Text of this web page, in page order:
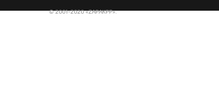
© 2001-2020 «ZAPAKPP».